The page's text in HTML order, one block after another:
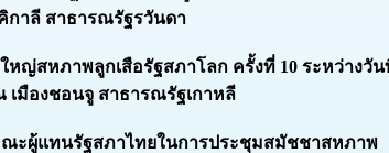
าลี สาธารณรัฐรวันดา
ญ่สหภาพลูกเสือรัฐสภาโลก ครั้งที่ 10 ระหว่างวัน
เมืองชอนจู สาธารณรัฐเกาหลี
ะผู้แทนรัฐสภาไทยในการประชุมสมัชชาสหภาพ